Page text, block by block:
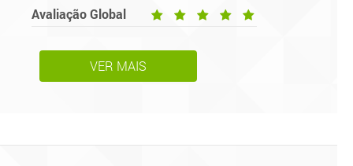
Avaliação Global
VER MAIS